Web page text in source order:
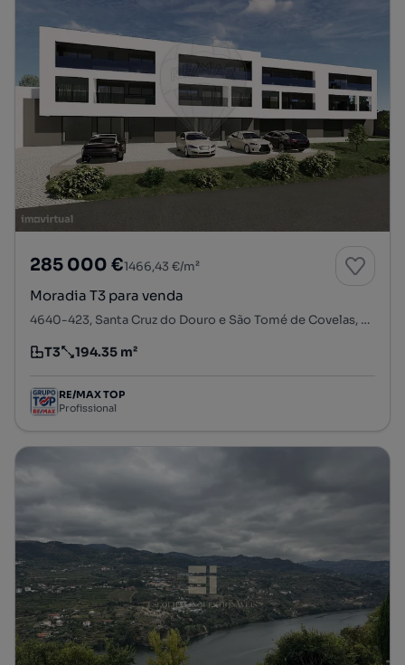
285 000 €1466,43 €/m²
Moradia T3 para venda
4640-423, Santa Cruz do Douro e São Tomé de Covelas, Baião, Porto
Tipologia
T3
Preço por metro quadrado
194.35 m²
RE/MAX TOP
Profissional